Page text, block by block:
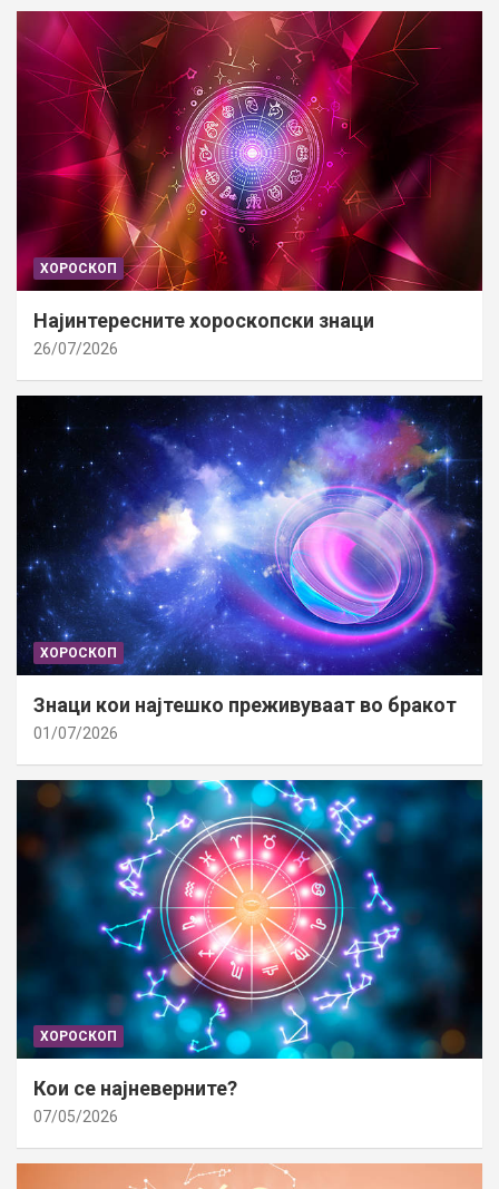
ХОРОСКОП
Најинтересните хороскопски знаци
26/07/2026
ХОРОСКОП
Знаци кои најтешко преживуваат во бракот
01/07/2026
ХОРОСКОП
Кои се најневерните?
07/05/2026